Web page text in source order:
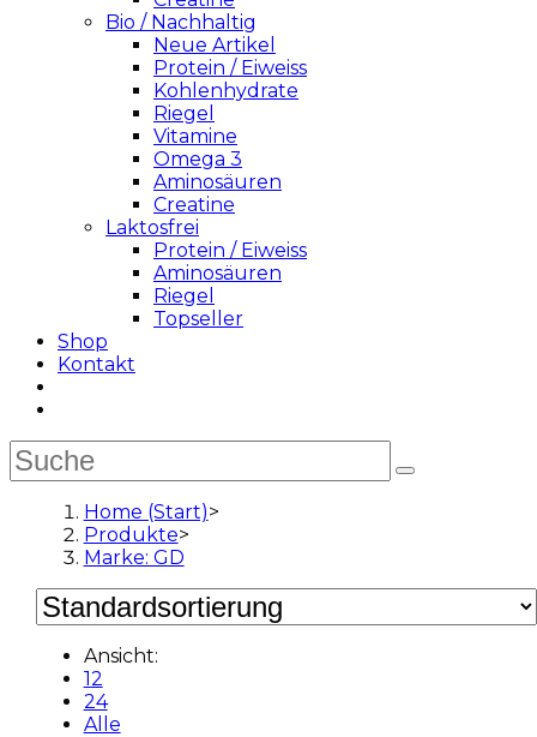
Bio / Nachhaltig
Neue Artikel
Protein / Eiweiss
Kohlenhydrate
Riegel
Vitamine
Omega 3
Aminosäuren
Creatine
Laktosfrei
Protein / Eiweiss
Aminosäuren
Riegel
Topseller
Shop
Kontakt
Home (Start)>
Produkte>
Marke: GD
Ansicht:
12
24
Alle